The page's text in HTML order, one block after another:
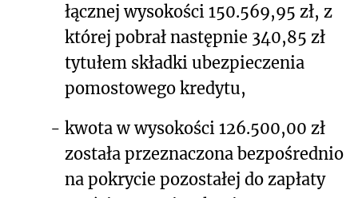
łącznej wysokości 150.569,95 zł, z
której pobrał następnie 340,85 zł
tytułem składki ubezpieczenia
pomostowego kredytu,
- kwota w wysokości 126.500,00 zł
została przeznaczona bezpośrednio
na pokrycie pozostałej do zapłaty